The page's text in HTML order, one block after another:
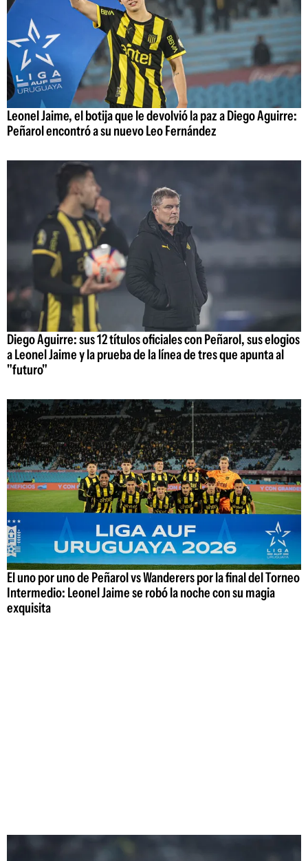
Leonel Jaime, el botija que le devolvió la paz a Diego Aguirre:
Peñarol encontró a su nuevo Leo Fernández
Diego Aguirre: sus 12 títulos oficiales con Peñarol, sus elogios
a Leonel Jaime y la prueba de la línea de tres que apunta al
"futuro"
El uno por uno de Peñarol vs Wanderers por la final del Torneo
Intermedio: Leonel Jaime se robó la noche con su magia
exquisita